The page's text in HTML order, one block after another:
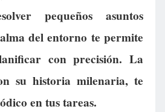
pequeños asuntos
del entorno te permite
con precisión. La
su historia milenaria, te
en tus tareas.